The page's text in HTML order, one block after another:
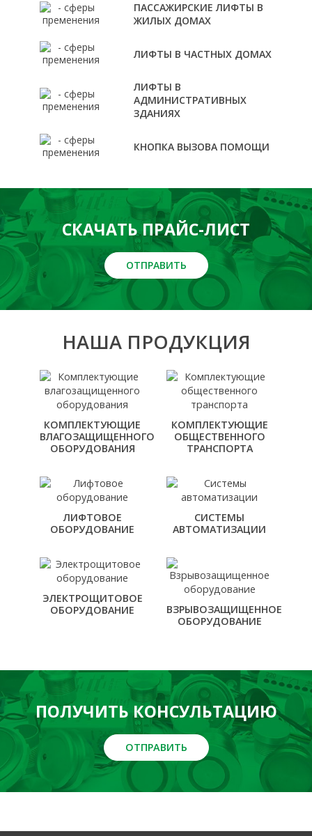
ПАССАЖИРСКИЕ ЛИФТЫ В
ЖИЛЫХ ДОМАХ
ЛИФТЫ В ЧАСТНЫХ ДОМАХ
ЛИФТЫ В
АДМИНИСТРАТИВНЫХ
ЗДАНИЯХ
КНОПКА ВЫЗОВА ПОМОЩИ
СКАЧАТЬ ПРАЙС-ЛИСТ
ОТПРАВИТЬ
НАША ПРОДУКЦИЯ
КОМПЛЕКТУЮЩИЕ
ВЛАГОЗАЩИЩЕННОГО
ОБОРУДОВАНИЯ
КОМПЛЕКТУЮЩИЕ
ОБЩЕСТВЕННОГО
ТРАНСПОРТА
ЛИФТОВОЕ
ОБОРУДОВАНИЕ
СИСТЕМЫ
АВТОМАТИЗАЦИИ
ЭЛЕКТРОЩИТОВОЕ
ОБОРУДОВАНИЕ
ВЗРЫВОЗАЩИЩЕННОЕ
ОБОРУДОВАНИЕ
ПОЛУЧИТЬ КОНСУЛЬТАЦИЮ
ОТПРАВИТЬ